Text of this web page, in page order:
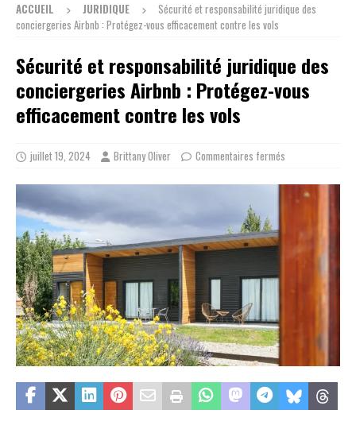
ACCUEIL JURIDIQUE
Sécurité et responsabilité juridique des
conciergeries Airbnb : Protégez-vous efficacement contre les vols
Sécurité et responsabilité juridique des
conciergeries Airbnb : Protégez-vous
efficacement contre les vols
juillet 19, 2024 Brittany Oliver Commentaires fermés